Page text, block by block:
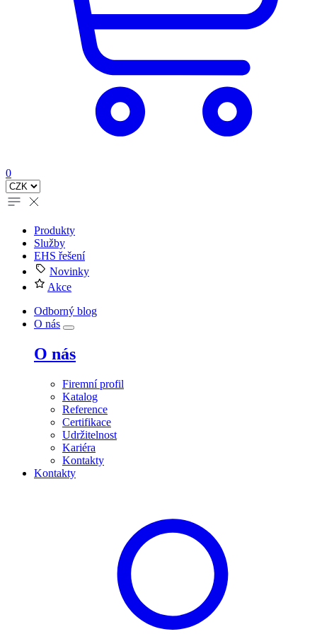
0
Produkty
Služby
EHS řešení
Novinky
Akce
Odborný blog
O nás
O nás
Firemní profil
Katalog
Reference
Certifikace
Udržitelnost
Kariéra
Kontakty
Kontakty